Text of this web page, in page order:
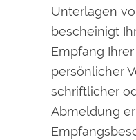
Unterlagen
bescheinigt
Empfang
persönlicher
schriftlicher
Abmeldung